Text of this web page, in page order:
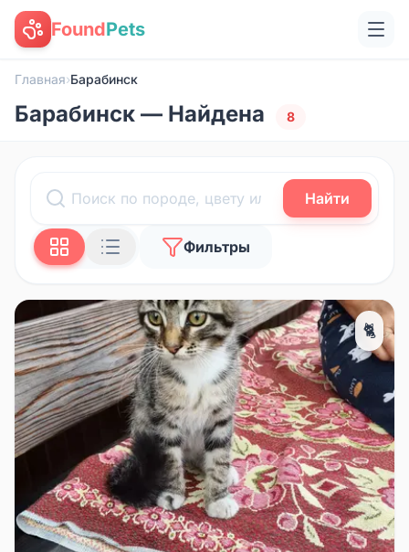
FoundPets
Главная›Барабинск
Барабинск — Найдена 8
Найти
Фильтры
🐈